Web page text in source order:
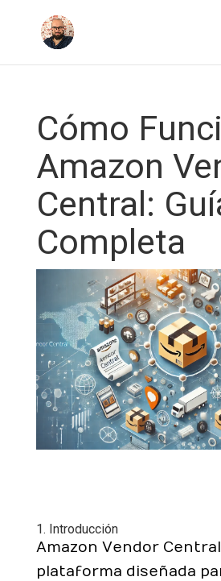
Cómo
Amazon
Central:
Completa
1. Introducción
Amazon Vendor
plataforma diseñada